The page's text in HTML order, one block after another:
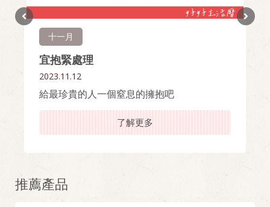
十一月
宜抱緊處理
2023.11.12
給最珍貴的人一個窒息的擁抱吧
了解更多
推薦產品